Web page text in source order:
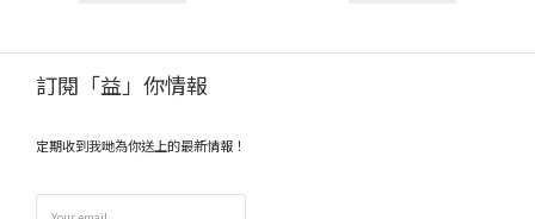
訂閱「益」你情報
定期收到我哋為你送上的最新情報！